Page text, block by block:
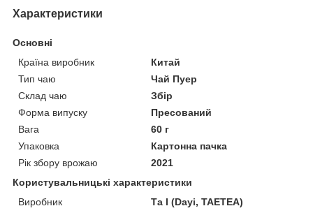
Характеристики
Основні
Країна виробник
Китай
Тип чаю
Чай Пуер
Склад чаю
Збір
Форма випуску
Пресований
Вага
60 г
Упаковка
Картонна пачка
Рік збору врожаю
2021
Користувальницькі характеристики
Виробник
Та І (Dayi, TAETEA)